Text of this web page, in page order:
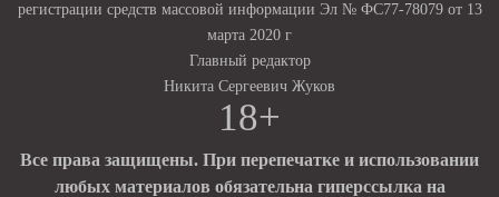
регистрации средств массовой информации Эл № ФС77-78079 от 13
марта 2020 г
Главный редактор
Никита Сергеевич Жуков
18+
Все права защищены. При перепечатке и использовании
любых материалов обязательна гиперссылка на